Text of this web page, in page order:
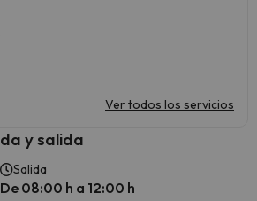
Ver todos los servicios
y salida
Salida
De 08:00 h a 12:00 h